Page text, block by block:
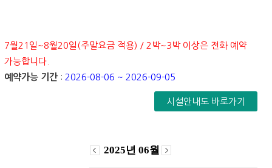
7월21일~8월20일(주말요금 적용) / 2박~3박 이상은 전화 예약
가능합니다.
예약가능 기간 : 2026-08-06 ~ 2026-09-05
시설안내도 바로가기
2025년06월